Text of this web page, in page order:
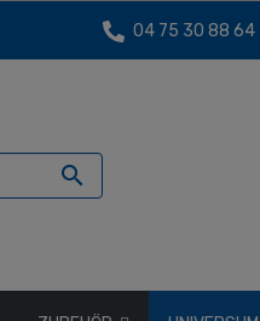
04 75 30 88 64
